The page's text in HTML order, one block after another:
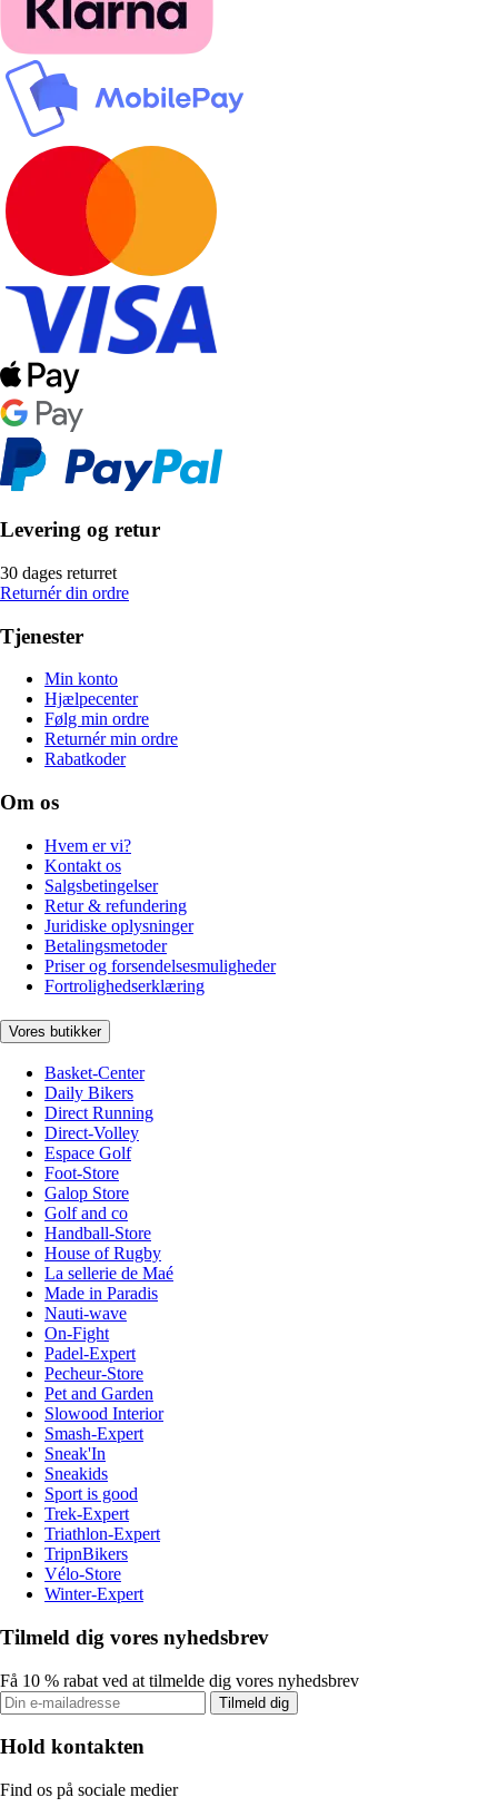
Levering og retur
30 dages returret
Returnér din ordre
Tjenester
Min konto
Hjælpecenter
Følg min ordre
Returnér min ordre
Rabatkoder
Om os
Hvem er vi?
Kontakt os
Salgsbetingelser
Retur & refundering
Juridiske oplysninger
Betalingsmetoder
Priser og forsendelsesmuligheder
Fortrolighedserklæring
Vores butikker
Basket-Center
Daily Bikers
Direct Running
Direct-Volley
Espace Golf
Foot-Store
Galop Store
Golf and co
Handball-Store
House of Rugby
La sellerie de Maé
Made in Paradis
Nauti-wave
On-Fight
Padel-Expert
Pecheur-Store
Pet and Garden
Slowood Interior
Smash-Expert
Sneak'In
Sneakids
Sport is good
Trek-Expert
Triathlon-Expert
TripnBikers
Vélo-Store
Winter-Expert
Tilmeld dig vores nyhedsbrev
Få 10 % rabat ved at tilmelde dig vores nyhedsbrev
Tilmeld dig
Hold kontakten
Find os på sociale medier